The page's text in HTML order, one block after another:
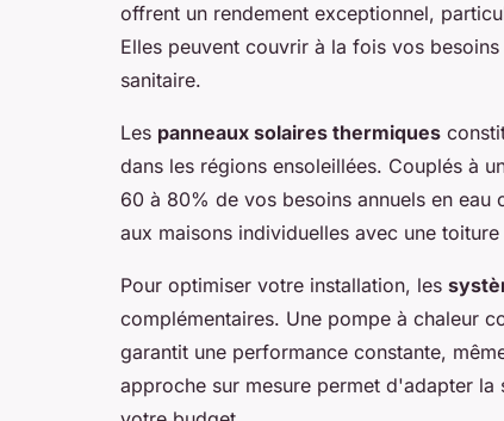
offrent un rendement exceptionnel,
Elles peuvent couvrir à la fois vos
sanitaire.
Les panneaux solaires thermiques
dans les régions ensoleillées. Couplés à
60 à 80% de vos besoins annuels en
aux maisons individuelles avec une
Pour optimiser votre installation, les
complémentaires. Une pompe à chaleur
garantit une performance constante,
approche sur mesure permet d'adapter